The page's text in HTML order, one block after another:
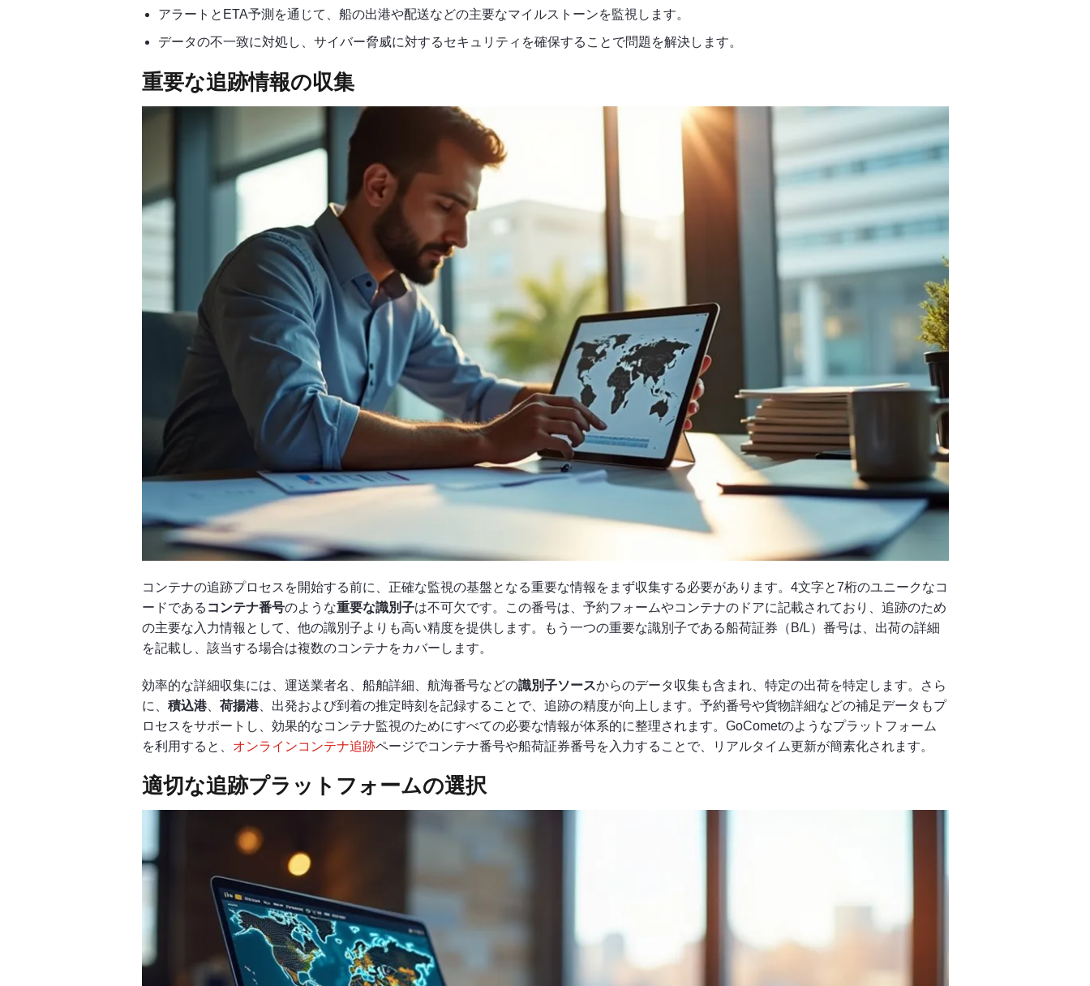
アラートとETA予測を通じて、船の出港や配送などの主要なマイルストーンを監視します。
データの不一致に対処し、サイバー脅威に対するセキュリティを確保することで問題を解決します。
重要な追跡情報の収集
コンテナの追跡プロセスを開始する前に、正確な監視の基盤となる重要な情報をまず収集する必要があります。4文字と7桁のユニークなコ
ードである コンテナ番号のような重要な識別子は不可欠です。この番号は、予約フォームやコンテナのドアに記載されており、追跡のため
の主要な入力情報として、他の識別子よりも高い精度を提供します。もう一つの重要な識別子である船荷証券（B/L）番号は、出荷の詳細
を記載し、該当する場合は複数のコンテナをカバーします。
効率的な詳細収集には、運送業者名、船舶詳細、航海番号などの識別子ソースからのデータ収集も含まれ、特定の出荷を特定します。さら
に、 積込港、 荷揚港、出発および到着の推定時刻を記録することで、追跡の精度が向上します。予約番号や貨物詳細などの補足データもプ
ロセスをサポートし、効果的なコンテナ監視のためにすべての必要な情報が体系的に整理されます。GoCometのようなプラットフォーム
を利用すると、 オンラインコンテナ追跡ページでコンテナ番号や船荷証券番号を入力することで、リアルタイム更新が簡素化されます。
適切な追跡プラットフォームの選択